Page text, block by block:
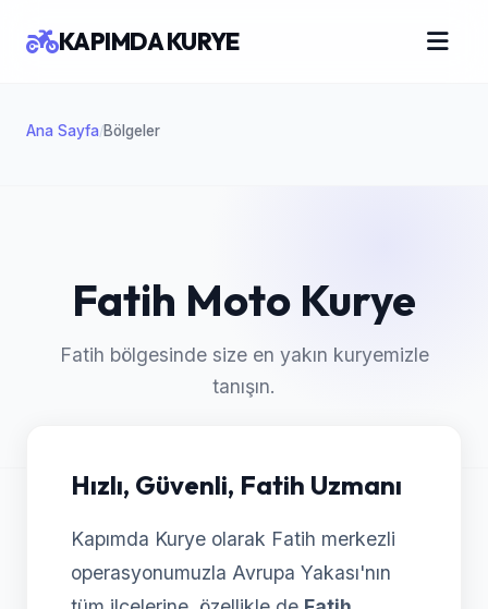
Ana Sayfa/Bölgeler
KAPIMDA KURYE
Fatih Moto Kurye
Fatih bölgesinde size en yakın kuryemizle
tanışın.
Hızlı, Güvenli, Fatih Uzmanı
Kapımda Kurye olarak Fatih merkezli
operasyonumuzla Avrupa Yakası'nın